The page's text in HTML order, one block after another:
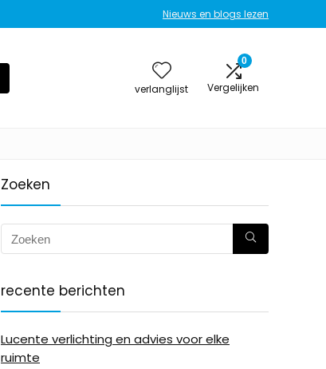
Nieuws en blogs lezen
verlanglijst
0
Vergelijken
Zoeken
recente berichten
Lucente verlichting en advies voor elke
ruimte